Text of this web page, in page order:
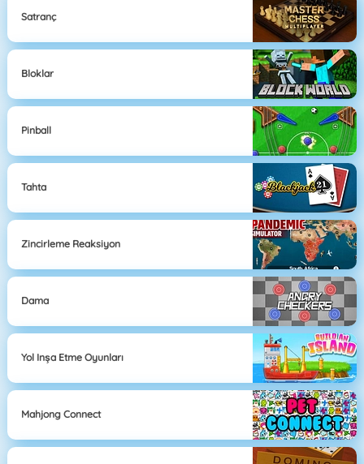
Satranç
Bloklar
Pinball
Tahta
Zincirleme Reaksiyon
Dama
Yol Inşa Etme Oyunları
Mahjong Connect